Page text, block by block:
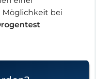
Möglichkeit bei